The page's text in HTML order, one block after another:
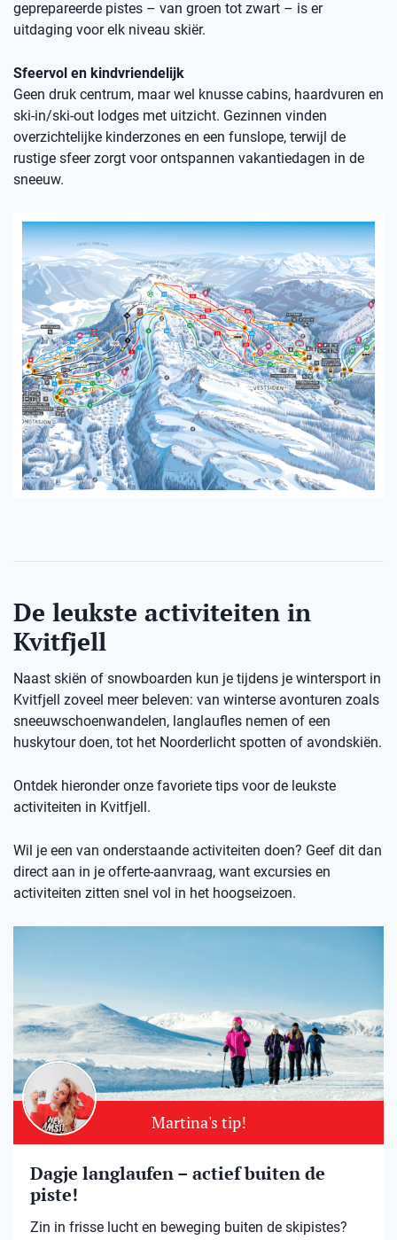
geprepareerde pistes – van groen tot zwart – is er
uitdaging voor elk niveau skiër.
Sfeervol en kindvriendelijk
Geen druk centrum, maar wel knusse cabins, haardvuren en
ski-in/ski-out lodges met uitzicht. Gezinnen vinden
overzichtelijke kinderzones en een funslope, terwijl de
rustige sfeer zorgt voor ontspannen vakantiedagen in de
sneeuw.
De leukste activiteiten in
Kvitfjell
Naast skiën of snowboarden kun je tijdens je wintersport in
Kvitfjell zoveel meer beleven: van winterse avonturen zoals
sneeuwschoenwandelen, langlaufles nemen of een
huskytour doen, tot het Noorderlicht spotten of avondskiën.
Ontdek hieronder onze favoriete tips voor de leukste
activiteiten in Kvitfjell.
Wil je een van onderstaande activiteiten doen? Geef dit dan
direct aan in je offerte-aanvraag, want excursies en
activiteiten zitten snel vol in het hoogseizoen.
Martina's tip!
Dagje langlaufen – actief buiten de
piste!
Zin in frisse lucht en beweging buiten de skipistes?